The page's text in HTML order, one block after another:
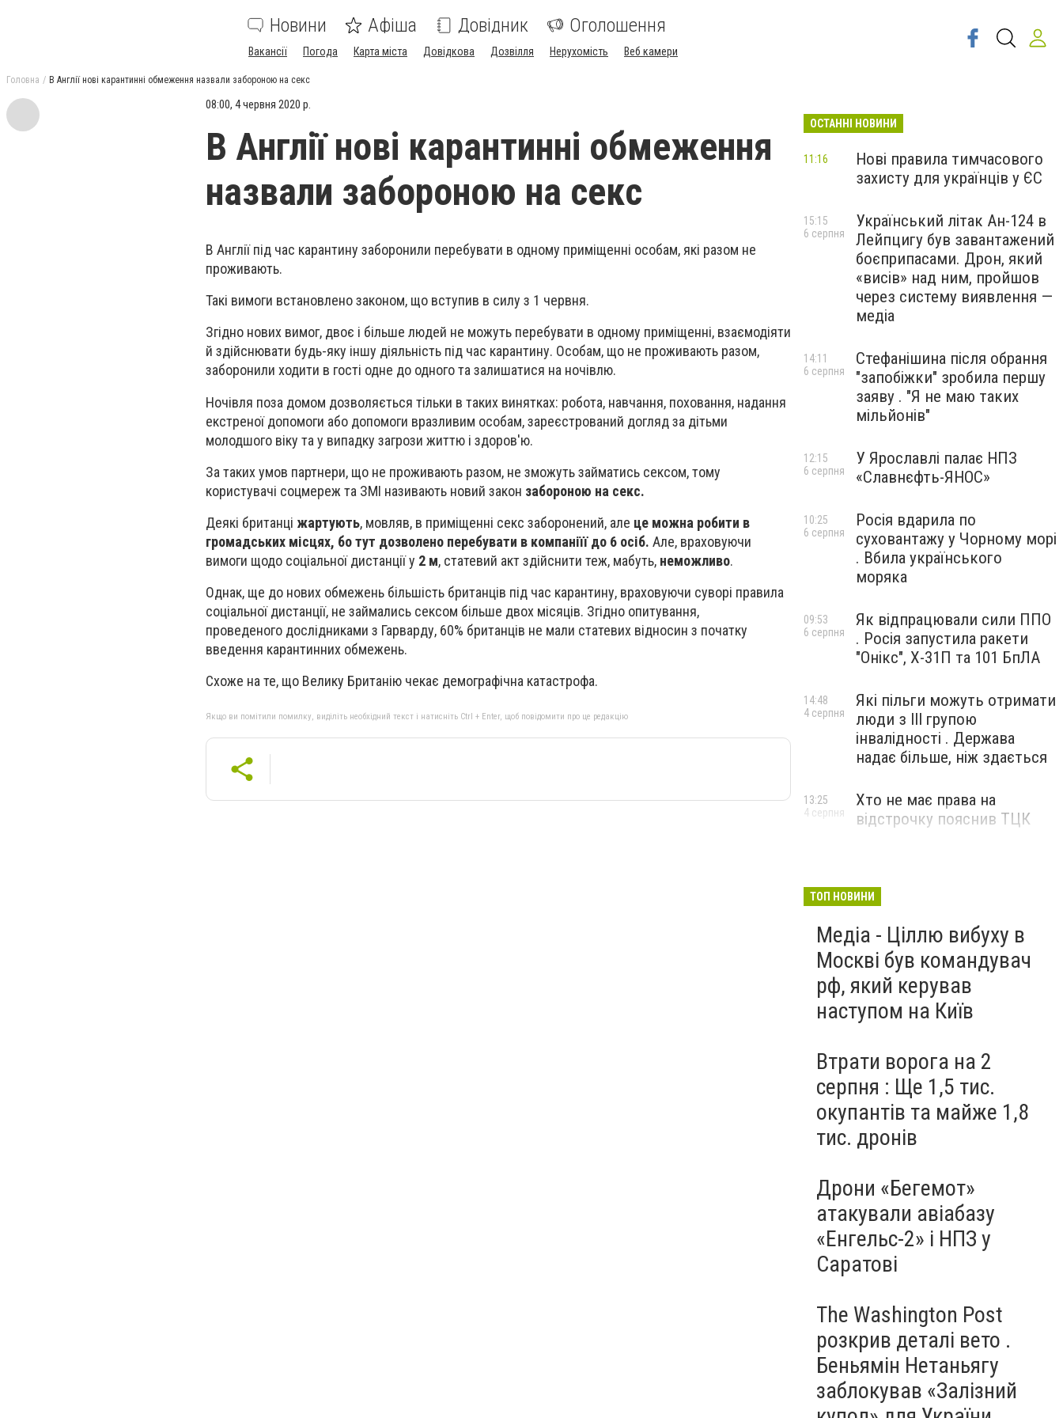
Новини Афіша Довідник Оголошення
Вакансії Погода Карта міста Довідкова Дозвілля Нерухомість Веб камери
Головна В Англії нові карантинні обмеження назвали забороною на секс
08:00, 4 червня 2020 р.
В Англії нові карантинні обмеження
назвали забороною на секс
В Англії під час карантину заборонили перебувати в одному приміщенні особам, які разом не
проживають.
Такі вимоги встановлено законом, що вступив в силу з 1 червня.
Згідно нових вимог, двоє і більше людей не можуть перебувати в одному приміщенні, взаємодіяти
й здійснювати будь-яку іншу діяльність під час карантину. Особам, що не проживають разом,
заборонили ходити в гості одне до одного та залишатися на ночівлю.
Ночівля поза домом дозволяється тільки в таких винятках: робота, навчання, поховання, надання
екстреної допомоги або допомоги вразливим особам, зареєстрований догляд за дітьми
молодшого віку та у випадку загрози життю і здоров'ю.
За таких умов партнери, що не проживають разом, не зможуть займатись сексом, тому
користувачі соцмереж та ЗМІ називають новий закон забороною на секс.
Деякі британці жартують, мовляв, в приміщенні секс заборонений, але це можна робити в
громадських місцях, бо тут дозволено перебувати в компаніїї до 6 осіб. Але, враховуючи
вимоги щодо соціальної дистанції у 2 м, статевий акт здійснити теж, мабуть, неможливо.
Однак, ще до нових обмежень більшість британців під час карантину, враховуючи суворі правила
соціальної дистанції, не займались сексом більше двох місяців. Згідно опитування,
проведеного дослідниками з Гарварду, 60% британців не мали статевих відносин з початку
введення карантинних обмежень.
Схоже на те, що Велику Британію чекає демографічна катастрофа.
Якщо ви помітили помилку, виділіть необхідний текст і натисніть Ctrl + Enter, щоб повідомити про це редакцію
ОСТАННІ НОВИНИ
Нові правила тимчасового
захисту для українців у ЄС
11:16
Український літак Ан-124 в
Лейпцигу був завантажений
боєприпасами. Дрон, який
«висів» над ним, пройшов
через систему виявлення —
медіа
15:15
6 серпня
Стефанішина після обрання
"запобіжки" зробила першу
заяву . "Я не маю таких
мільйонів"
14:11
6 серпня
У Ярославлі палає НПЗ
«Славнєфть-ЯНОС»
12:15
6 серпня
Росія вдарила по
суховантажу у Чорному морі
. Вбила українського
моряка
10:25
6 серпня
Як відпрацювали сили ППО
. Росія запустила ракети
"Онікс", Х-31П та 101 БпЛА
09:53
6 серпня
Які пільги можуть отримати
люди з III групою
інвалідності . Держава
надає більше, ніж здається
14:48
4 серпня
Хто не має права на
відстрочку пояснив ТЦК
13:25
4 серпня
ТОП НОВИНИ
Медіа - Ціллю вибуху в
Москві був командувач
рф, який керував
наступом на Київ
Втрати ворога на 2
серпня : Ще 1,5 тис.
окупантів та майже 1,8
тис. дронів
Дрони «Бегемот»
атакували авіабазу
«Енгельс-2» і НПЗ у
Саратові
The Washington Post
розкрив деталі вето .
Беньямін Нетаньягу
заблокував «Залізний